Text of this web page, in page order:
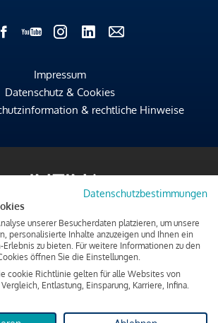
Impressum
Datenschutz & Cookies
& rechtliche Hinweise
Datenschutzbestimmungen
unserer Besucherdaten platzieren, um unsere
personalisierte Inhalte anzuzeigen und Ihnen ein
zu bieten. Für weitere Informationen zu den
öffnen Sie die Einstellungen.
cookie Richtlinie gelten für alle Websites von
Entlastung, Einsparung, Karriere, Infina.